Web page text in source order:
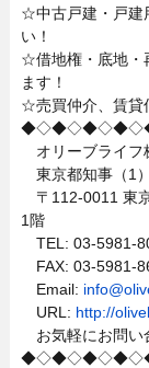
☆中古戸建・戸建
い！
☆借地権・底地・
ます！
☆売買仲介、賃貸
オリーブライフ
東京都知事（1
〒112-0011 東
1階
TEL: 03-5981-
FAX: 03-5981-
Email:
URL: http://
お気軽にお問い